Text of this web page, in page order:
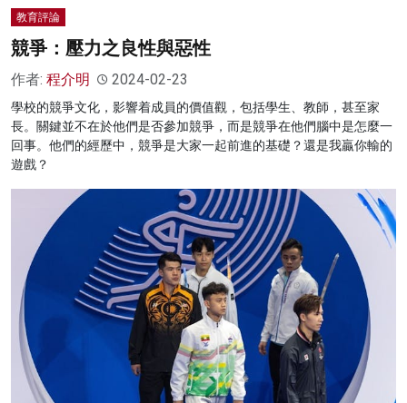
教育評論
競爭：壓力之良性與惡性
作者: 程介明 2024-02-23
學校的競爭文化，影響着成員的價值觀，包括學生、教師，甚至家
長。關鍵並不在於他們是否參加競爭，而是競爭在他們腦中是怎麼一
回事。他們的經歷中，競爭是大家一起前進的基礎？還是我贏你輸的
遊戲？